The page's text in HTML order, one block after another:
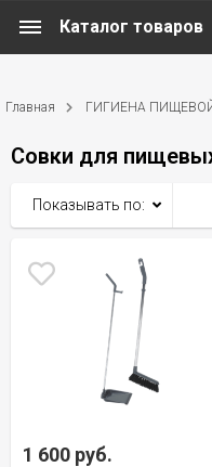
Каталог товаров
Главная ГИГИЕНА
Совки для
Показывать по:
1 600 руб.